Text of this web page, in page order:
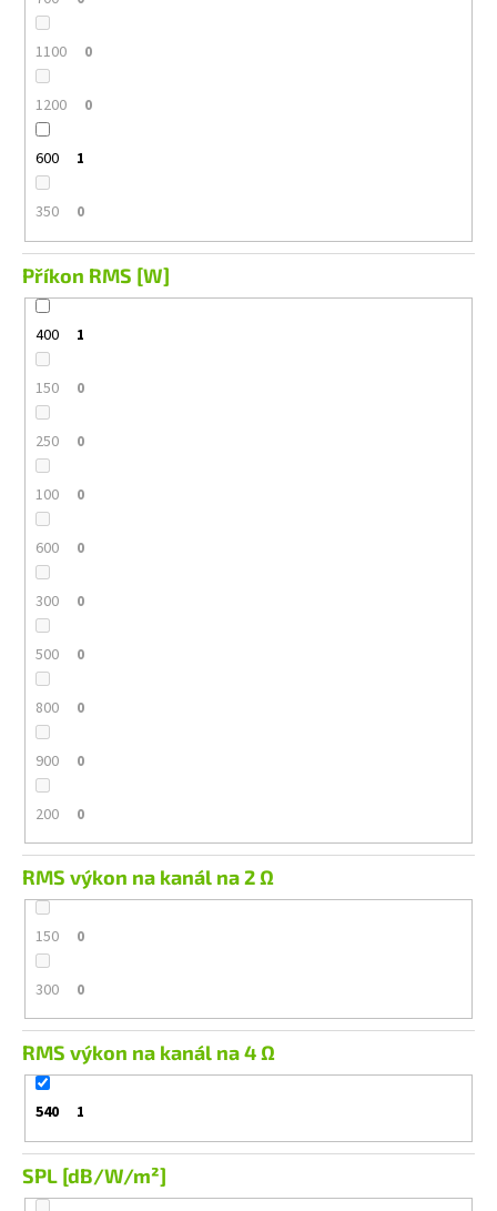
1100 0
1200 0
600 1
350 0
Příkon RMS [W]
400 1
150 0
250 0
100 0
600 0
300 0
500 0
800 0
900 0
200 0
RMS výkon na kanál na 2 Ω
150 0
300 0
RMS výkon na kanál na 4 Ω
540 1
SPL [dB/W/m²]